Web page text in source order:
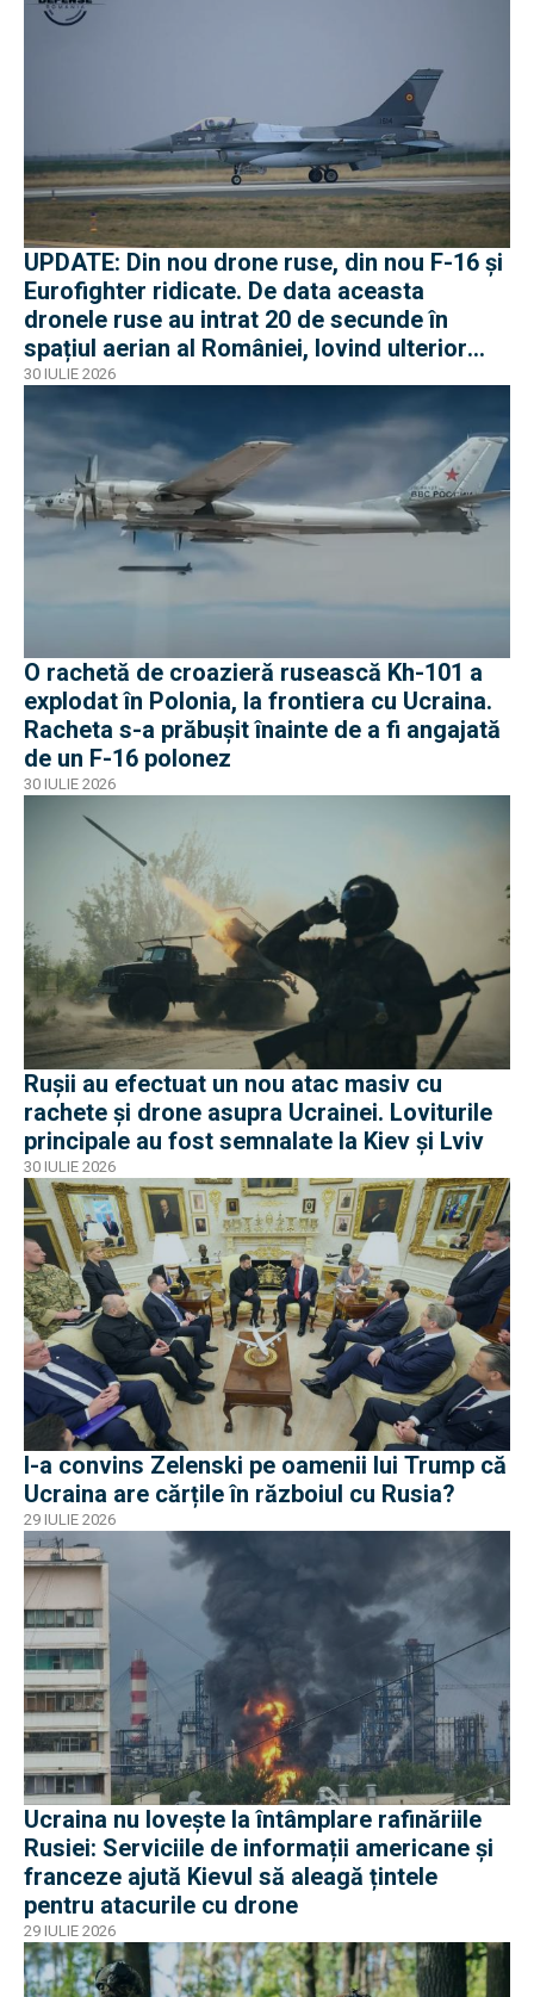
UPDATE: Din nou drone ruse, din nou F-16 și
Eurofighter ridicate. De data aceasta
dronele ruse au intrat 20 de secunde în
spațiul aerian al României, lovind ulterior
Ucraina
30 IULIE 2026
O rachetă de croazieră rusească Kh-101 a
explodat în Polonia, la frontiera cu Ucraina.
Racheta s-a prăbușit înainte de a fi angajată
de un F-16 polonez
30 IULIE 2026
Rușii au efectuat un nou atac masiv cu
rachete și drone asupra Ucrainei. Loviturile
principale au fost semnalate la Kiev și Lviv
30 IULIE 2026
I-a convins Zelenski pe oamenii lui Trump că
Ucraina are cărțile în războiul cu Rusia?
29 IULIE 2026
Ucraina nu lovește la întâmplare rafinăriile
Rusiei: Serviciile de informații americane și
franceze ajută Kievul să aleagă țintele
pentru atacurile cu drone
29 IULIE 2026